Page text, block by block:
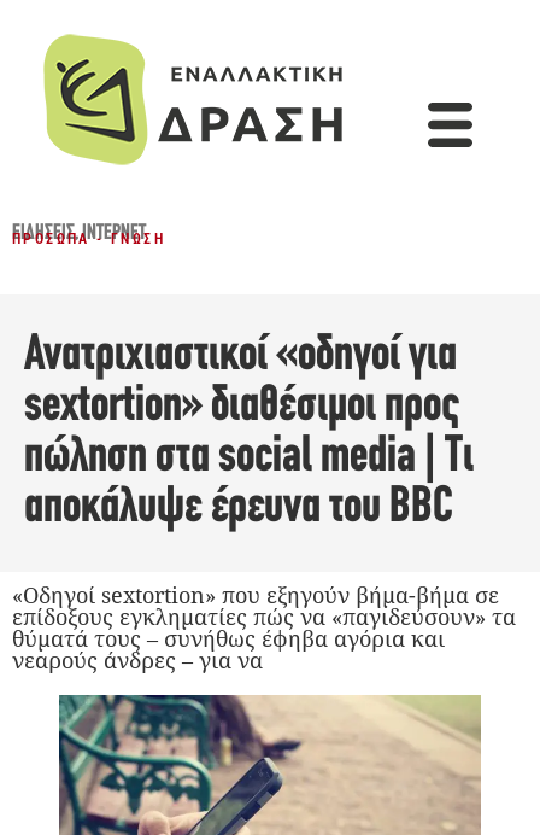
ΕΙΔΉΣΕΙΣ,ΊΝΤΕΡΝΕΤ
ΠΡΌΣΩΠΑ - ΓΝΏΣΗ
Ανατριχιαστικοί «οδηγοί για
sextortion» διαθέσιμοι προς
πώληση στα social media | Tι
αποκάλυψε έρευνα του BBC
«Οδηγοί sextortion» που εξηγούν βήμα-βήμα σε
επίδοξους εγκληματίες πώς να «παγιδεύσουν» τα
θύματά τους – συνήθως έφηβα αγόρια και
νεαρούς άνδρες – για να